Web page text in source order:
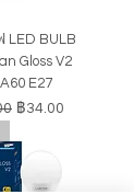
LED BULB
Gloss V2
E27
กติราคาขายลด
฿34.00